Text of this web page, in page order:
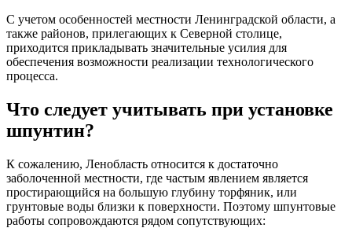
С учетом особенностей местности Ленинградской области, а
также районов, прилегающих к Северной столице,
приходится прикладывать значительные усилия для
обеспечения возможности реализации технологического
процесса.
Что следует учитывать при установке
шпунтин?
К сожалению, Ленобласть относится к достаточно
заболоченной местности, где частым явлением является
простирающийся на большую глубину торфяник, или
грунтовые воды близки к поверхности. Поэтому шпунтовые
работы сопровождаются рядом сопутствующих: